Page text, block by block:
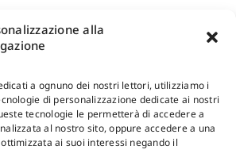
alla
a ognuno dei nostri lettori, utilizziamo i
di personalizzazione dedicate ai nostri
tecnologie le permetterà di accedere a
al nostro sito, oppure accedere a una
ai suoi interessi negando il
-Pagamenti Sicuri e anche Rateali